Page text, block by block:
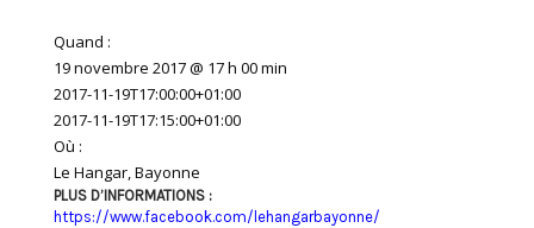
Quand :
19 novembre 2017 @ 17 h 00 min
2017-11-19T17:00:00+01:00
2017-11-19T17:15:00+01:00
Où :
Le Hangar, Bayonne
PLUS D’INFORMATIONS :
https://www.facebook.com/lehangarbayonne/